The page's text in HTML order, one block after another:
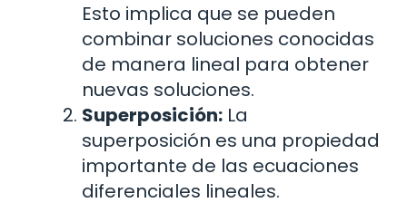
Esto implica que se pueden
combinar soluciones conocidas
de manera lineal para obtener
nuevas soluciones.
Superposición: La
superposición es una propiedad
importante de las ecuaciones
diferenciales lineales.